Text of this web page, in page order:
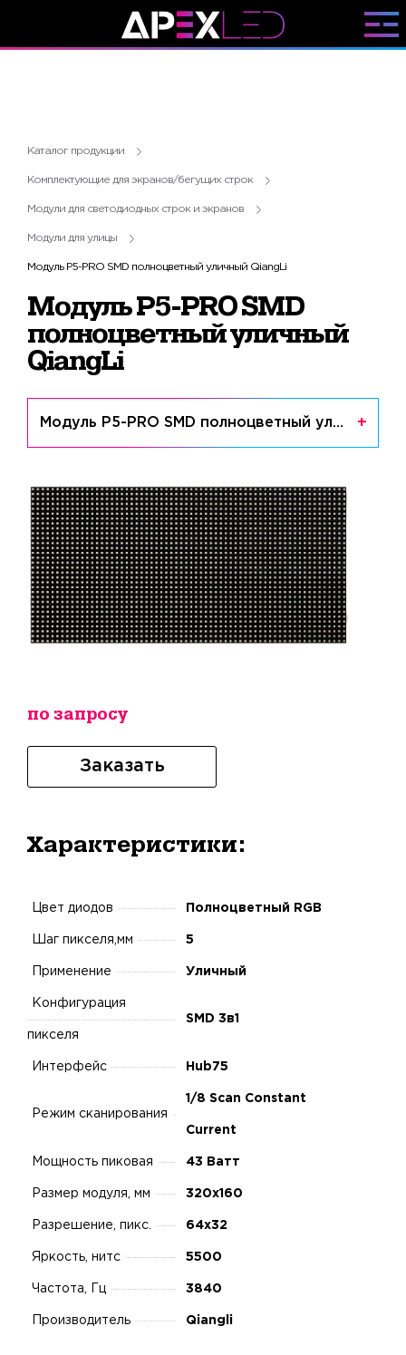
Каталог продукции
Комплектующие для экранов/бегущих строк
Модули для светодиодных строк и экранов
Модули для улицы
Модуль P5-PRO SMD полноцветный уличный QiangLi
Модуль P5-PRO SMD
полноцветный уличный
QiangLi
Модуль P5-PRO SMD полноцветный уличный QiangLi
по запросу
Заказать
Характеристики:
Цвет диодов Полноцветный RGB
Шаг пикселя,мм 5
Применение Уличный
Конфигурация
пикселя
SMD 3в1
Интерфейс Hub75
Режим сканирования
1/8 Scan Constant
Current
Мощность пиковая 43 Ватт
Размер модуля, мм 320х160
Разрешение, пикс. 64х32
Яркость, нитс 5500
Частота, Гц 3840
Производитель Qiangli